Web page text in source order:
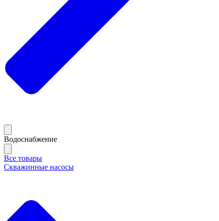
Водоснабжение
Все товары
Скважинные насосы